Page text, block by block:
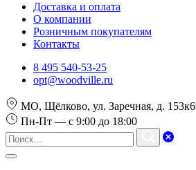
Доставка и оплата
О компании
Розничным покупателям
Контакты
8 495 540-53-25
opt@woodville.ru
МО, Щёлково, ул. Заречная, д. 153к6
Пн-Пт — с 9:00 до 18:00